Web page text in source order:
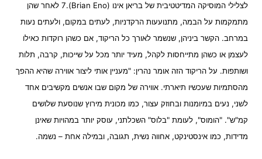
לצלילי המוסיקה המדיטטיבית של בריאן אינו (Brian Eno).7 לאחר שהן
מתמקמות על הבמה, מתנועעות הרקדניות, לעתים במקום, ולעתים נעות
במרחב. הקשר ביניהן, שנשמר לאורך כל הריקוד, אם כשהן רוקדות כאילו
לעצמן או כשהן מתייחסות לקהל, מעיד יותר מכל על שייכות, קרבה, תלות
ושותפות. על הריקוד הזה אומר נהרין: "מעניין אותי ליצור אווירה שהיא ההפך
מהסתמיות שעכשיו תיארתי. אווירה של מקום שבו אנשים מקשיבים אחד
לשני, נעים במיומנות ובחוזק עצור, כמו מכונית מירוץ שנוסעת שלושים
קמ"ש". "הומוס", לעומת "בלוס" השכלתני, עוסק יותר במהויות שאינן
מדידות, כמו אינסטינקט, אחווה נשית, תגובה, ובמילה אחת – נשמה.